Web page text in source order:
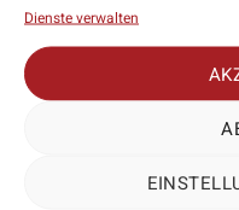
Dienste verwalten
• Lieferumfang: 1 Exemplar
• Material: Kunststoff